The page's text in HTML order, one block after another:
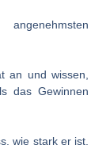
an und wissen,
das Gewinnen
wie stark er ist,